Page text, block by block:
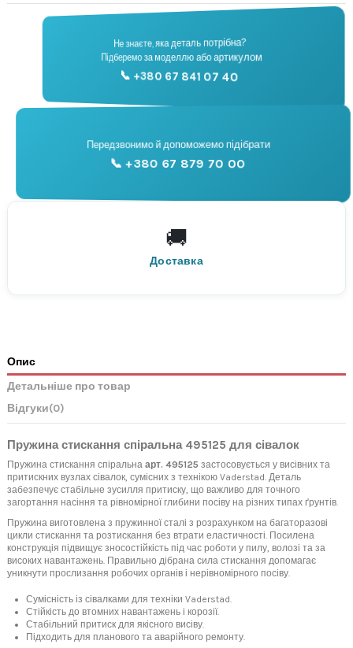
🔧
Підбір запчастин
Не знаєте, яка деталь потрібна?
Підберемо за моделлю або артикулом
📞 +380 67 841 07 40
📞
Консультація
Передзвонимо й допоможемо підібрати
📞 +380 67 879 70 00
🚚
Доставка
По всій Україні
Нова Пошта
Опис
Детальніше про товар
Відгуки(0)
Пружина стискання спіральна 495125 для сівалок
Пружина стискання спіральна арт. 495125 застосовується у висівних та
притискних вузлах сівалок, сумісних з технікою Vaderstad. Деталь
забезпечує стабільне зусилля притиску, що важливо для точного
загортання насіння та рівномірної глибини посіву на різних типах ґрунтів.
Пружина виготовлена з пружинної сталі з розрахунком на багаторазові
цикли стискання та розтискання без втрати еластичності. Посилена
конструкція підвищує зносостійкість під час роботи у пилу, волозі та за
високих навантажень. Правильно дібрана сила стискання допомагає
уникнути прослизання робочих органів і нерівномірного посіву.
Сумісність із сівалками для техніки Vaderstad.
Стійкість до втомних навантажень і корозії.
Стабільний притиск для якісного висіву.
Підходить для планового та аварійного ремонту.